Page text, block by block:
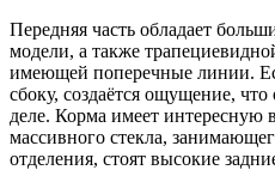
Передняя часть обладает
модели, а также
имеющей поперечные линии.
сбоку, создаётся ощущение,
деле. Корма имеет интересную
массивного стекла,
отделения, стоят высокие